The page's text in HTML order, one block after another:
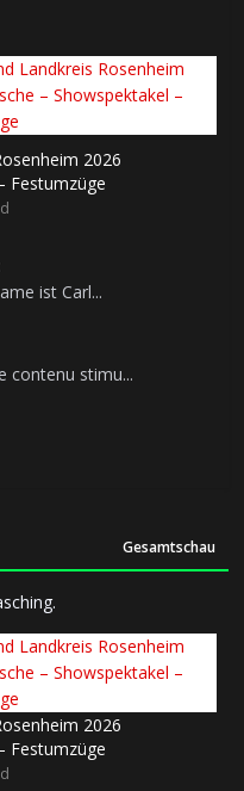
2026
Festumzüge
ist Carl...
contenu stimu...
Gesamtschau
2026
Festumzüge